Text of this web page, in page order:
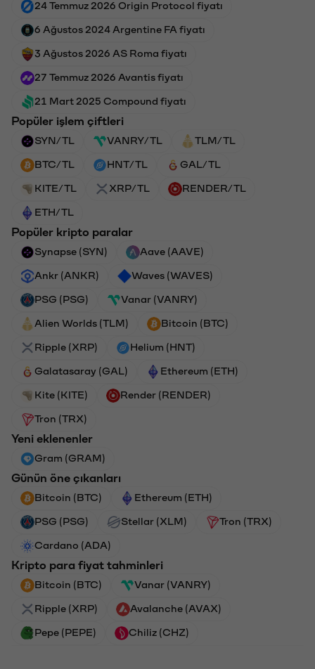
24 Temmuz 2026 Origin Protocol fiyatı
6 Ağustos 2024 Argentine FA fiyatı
3 Ağustos 2026 AS Roma fiyatı
27 Temmuz 2026 Avantis fiyatı
21 Mart 2025 Compound fiyatı
Popüler işlem çiftleri
SYN/TL VANRY/TL TLM/TL
BTC/TL HNT/TL GAL/TL
KITE/TL XRP/TL RENDER/TL
ETH/TL
Popüler kripto paralar
Synapse (SYN) Aave (AAVE)
Ankr (ANKR) Waves (WAVES)
PSG (PSG) Vanar (VANRY)
Alien Worlds (TLM) Bitcoin (BTC)
Ripple (XRP) Helium (HNT)
Galatasaray (GAL) Ethereum (ETH)
Kite (KITE) Render (RENDER)
Tron (TRX)
Yeni eklenenler
Gram (GRAM)
Günün öne çıkanları
Bitcoin (BTC) Ethereum (ETH)
PSG (PSG) Stellar (XLM) Tron (TRX)
Cardano (ADA)
Kripto para fiyat tahminleri
Bitcoin (BTC) Vanar (VANRY)
Ripple (XRP) Avalanche (AVAX)
Pepe (PEPE) Chiliz (CHZ)